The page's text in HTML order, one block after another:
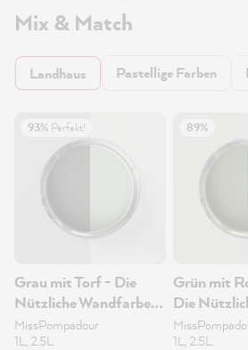
Mix & Match
Landhaus Pastellige Farben
93% Perfekt!
Grau mit Torf - Die
Nützliche Wandfarbe
1L
MissPompadour
1L, 2.5L
89%
Grün mit
Die
Wandfarbe
1L, 2.5L